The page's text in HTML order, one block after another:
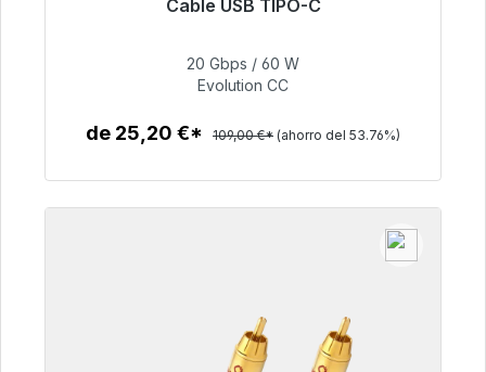
Cable USB TIPO-C
Listo para envío inmediato, plazo de entrega
50,40 €
20 Gbps / 60 W
Evolution CC
de 25,20 €* 109,00 €* (ahorro del 53.76%)